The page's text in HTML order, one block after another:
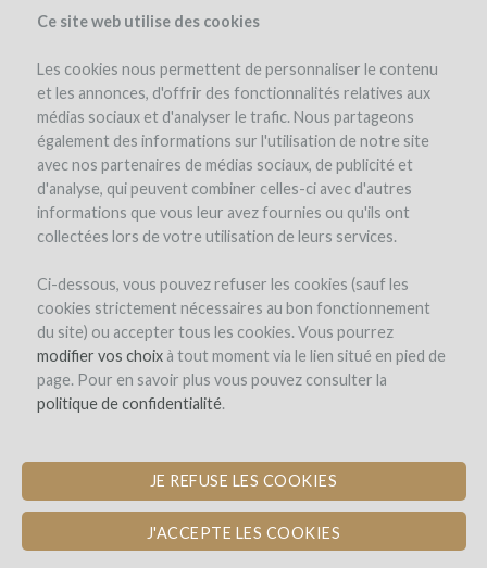
Ce site web utilise des cookies
Les cookies nous permettent de personnaliser le contenu
et les annonces, d'offrir des fonctionnalités relatives aux
médias sociaux et d'analyser le trafic. Nous partageons
également des informations sur l'utilisation de notre site
avec nos partenaires de médias sociaux, de publicité et
d'analyse, qui peuvent combiner celles-ci avec d'autres
informations que vous leur avez fournies ou qu'ils ont
collectées lors de votre utilisation de leurs services.
Ci-dessous, vous pouvez refuser les cookies (sauf les
cookies strictement nécessaires au bon fonctionnement
du site) ou accepter tous les cookies. Vous pourrez
modifier vos choixà tout moment via le lien situé en pied de
page. Pour en savoir plus vous pouvez consulter la
politique de confidentialité.
JE REFUSE LES COOKIES
J'ACCEPTE LES COOKIES
the project
Adega do Vulcao
MAKING WINES ON VOLCANIC SOIL
IN AZORES
PROJECT DETAILS
PROJECT DETAILS